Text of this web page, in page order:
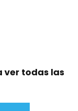
ver todas las